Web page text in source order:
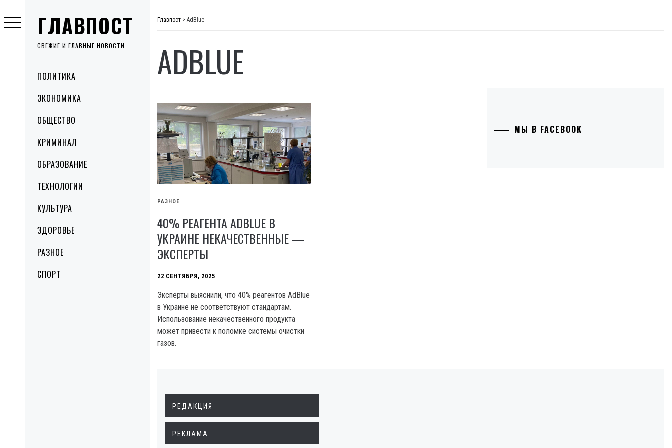
ГЛАВПОСТ
СВЕЖИЕ И ГЛАВНЫЕ НОВОСТИ
MenuПОЛИТИКА
ЭКОНОМИКА
ОБЩЕСТВО
КРИМИНАЛ
ОБРАЗОВАНИЕ
ТЕХНОЛОГИИ
КУЛЬТУРА
ЗДОРОВЬЕ
РАЗНОЕ
СПОРТ
to
content
Главпост > AdBlue
ADBLUE
РАЗНОЕ
40% РЕАГЕНТА ADBLUE В
УКРАИНЕ НЕКАЧЕСТВЕННЫЕ —
ЭКСПЕРТЫ
22 СЕНТЯБРЯ, 2025
Эксперты выяснили, что 40% реагентов AdBlue
в Украине не соответствуют стандартам.
Использование некачественного продукта
может привести к поломке системы очистки
газов.
МЫ В FACEBOOK
РЕДАКЦИЯ
РЕКЛАМА